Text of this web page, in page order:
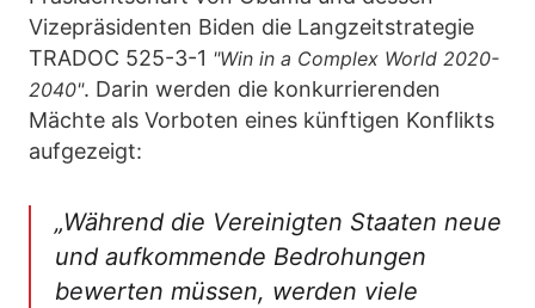
Vizepräsidenten Biden die Langzeitstrategie
TRADOC 525-3-1 "Win in a Complex World 2020-
2040". Darin werden die konkurrierenden
Mächte als Vorboten eines künftigen Konflikts
aufgezeigt:
„Während die Vereinigten Staaten neue
und aufkommende Bedrohungen
bewerten müssen, werden viele